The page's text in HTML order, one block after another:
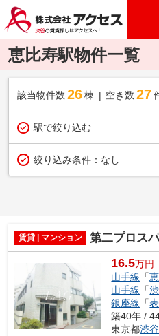
恵比寿駅物件一覧
該当物件数 26棟 空き数 27
駅で絞り込む
絞り込み条件： なし
賃貸 | マンション 第二プロス
16.5万円
山手線 「
山手線 「
銀座線 「
築40年 /
東京都渋